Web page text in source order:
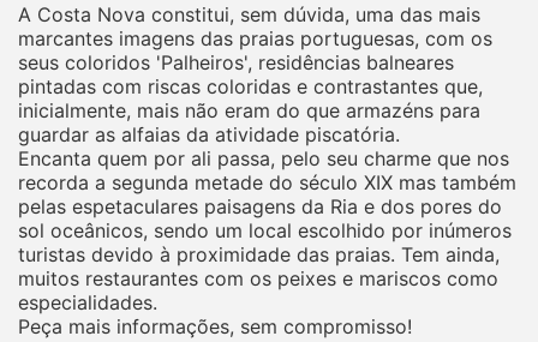
A Costa Nova constitui, sem dúvida, uma das mais
marcantes imagens das praias portuguesas, com os
seus coloridos 'Palheiros', residências balneares
pintadas com riscas coloridas e contrastantes que,
inicialmente, mais não eram do que armazéns para
guardar as alfaias da atividade piscatória.
Encanta quem por ali passa, pelo seu charme que nos
recorda a segunda metade do século XIX mas também
pelas espetaculares paisagens da Ria e dos pores do
sol oceânicos, sendo um local escolhido por inúmeros
turistas devido à proximidade das praias. Tem ainda,
muitos restaurantes com os peixes e mariscos como
especialidades.
Peça mais informações, sem compromisso!